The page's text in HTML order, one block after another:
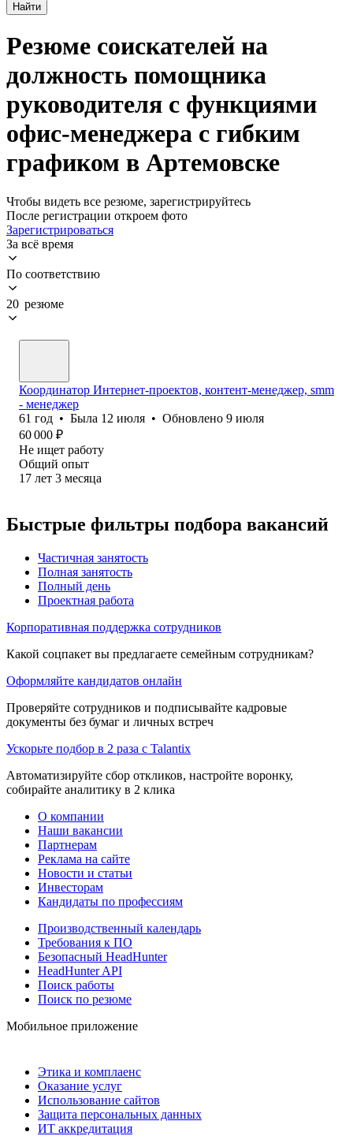
Найти
Резюме соискателей на
должность помощника
руководителя с функциями
офис-менеджера с гибким
графиком в Артемовске
Чтобы видеть все резюме, зарегистрируйтесь
После регистрации откроем фото
Зарегистрироваться
За всё время
По соответствию
20 резюме
Координатор Интернет-проектов, контент-менеджер, smm
- менеджер
61 год • Была 12 июля • Обновлено 9 июля
60 000 ₽
Не ищет работу
Общий опыт
17 лет 3 месяца
Быстрые фильтры подбора вакансий
Частичная занятость
Полная занятость
Полный день
Проектная работа
Корпоративная поддержка сотрудников
Какой соцпакет вы предлагаете семейным сотрудникам?
Оформляйте кандидатов онлайн
Проверяйте сотрудников и подписывайте кадровые
документы без бумаг и личных встреч
Ускорьте подбор в 2 раза с Talantix
Автоматизируйте сбор откликов, настройте воронку,
собирайте аналитику в 2 клика
О компании
Наши вакансии
Партнерам
Реклама на сайте
Новости и статьи
Инвесторам
Кандидаты по профессиям
Производственный календарь
Требования к ПО
Безопасный HeadHunter
HeadHunter API
Поиск работы
Поиск по резюме
Мобильное приложение
Этика и комплаенс
Оказание услуг
Использование сайтов
Защита персональных данных
ИТ аккредитация